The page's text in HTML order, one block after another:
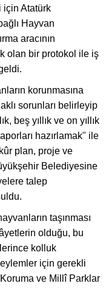
için Atatürk
Hayvan
aracının
olan bir protokol ile iş
korunmasına
sorunları belirleyip
beş yıllık ve on yıllık
hazırlamak" ile
plan, proje ve
Belediyesine
talep
taşınması
olduğu, bu
kolluk
eylemler için gerekli
ve Millî Parklar